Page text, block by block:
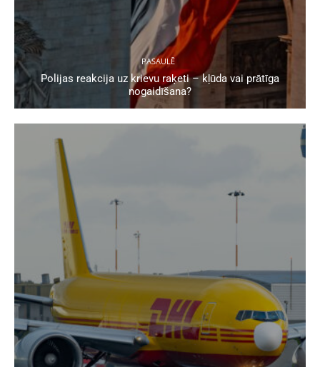
PASAULĒ
Polijas reakcija uz krievu raķeti – kļūda vai prātīga
nogaidīšana?